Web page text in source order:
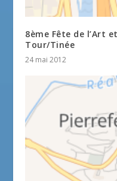
8ème Fête de l’Art
Tour/Tinée
24 mai 2012